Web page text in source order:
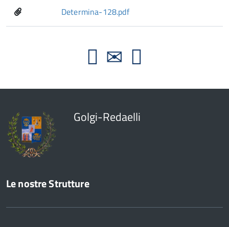
Determina-128.pdf
Golgi-Redaelli
Le nostre Strutture